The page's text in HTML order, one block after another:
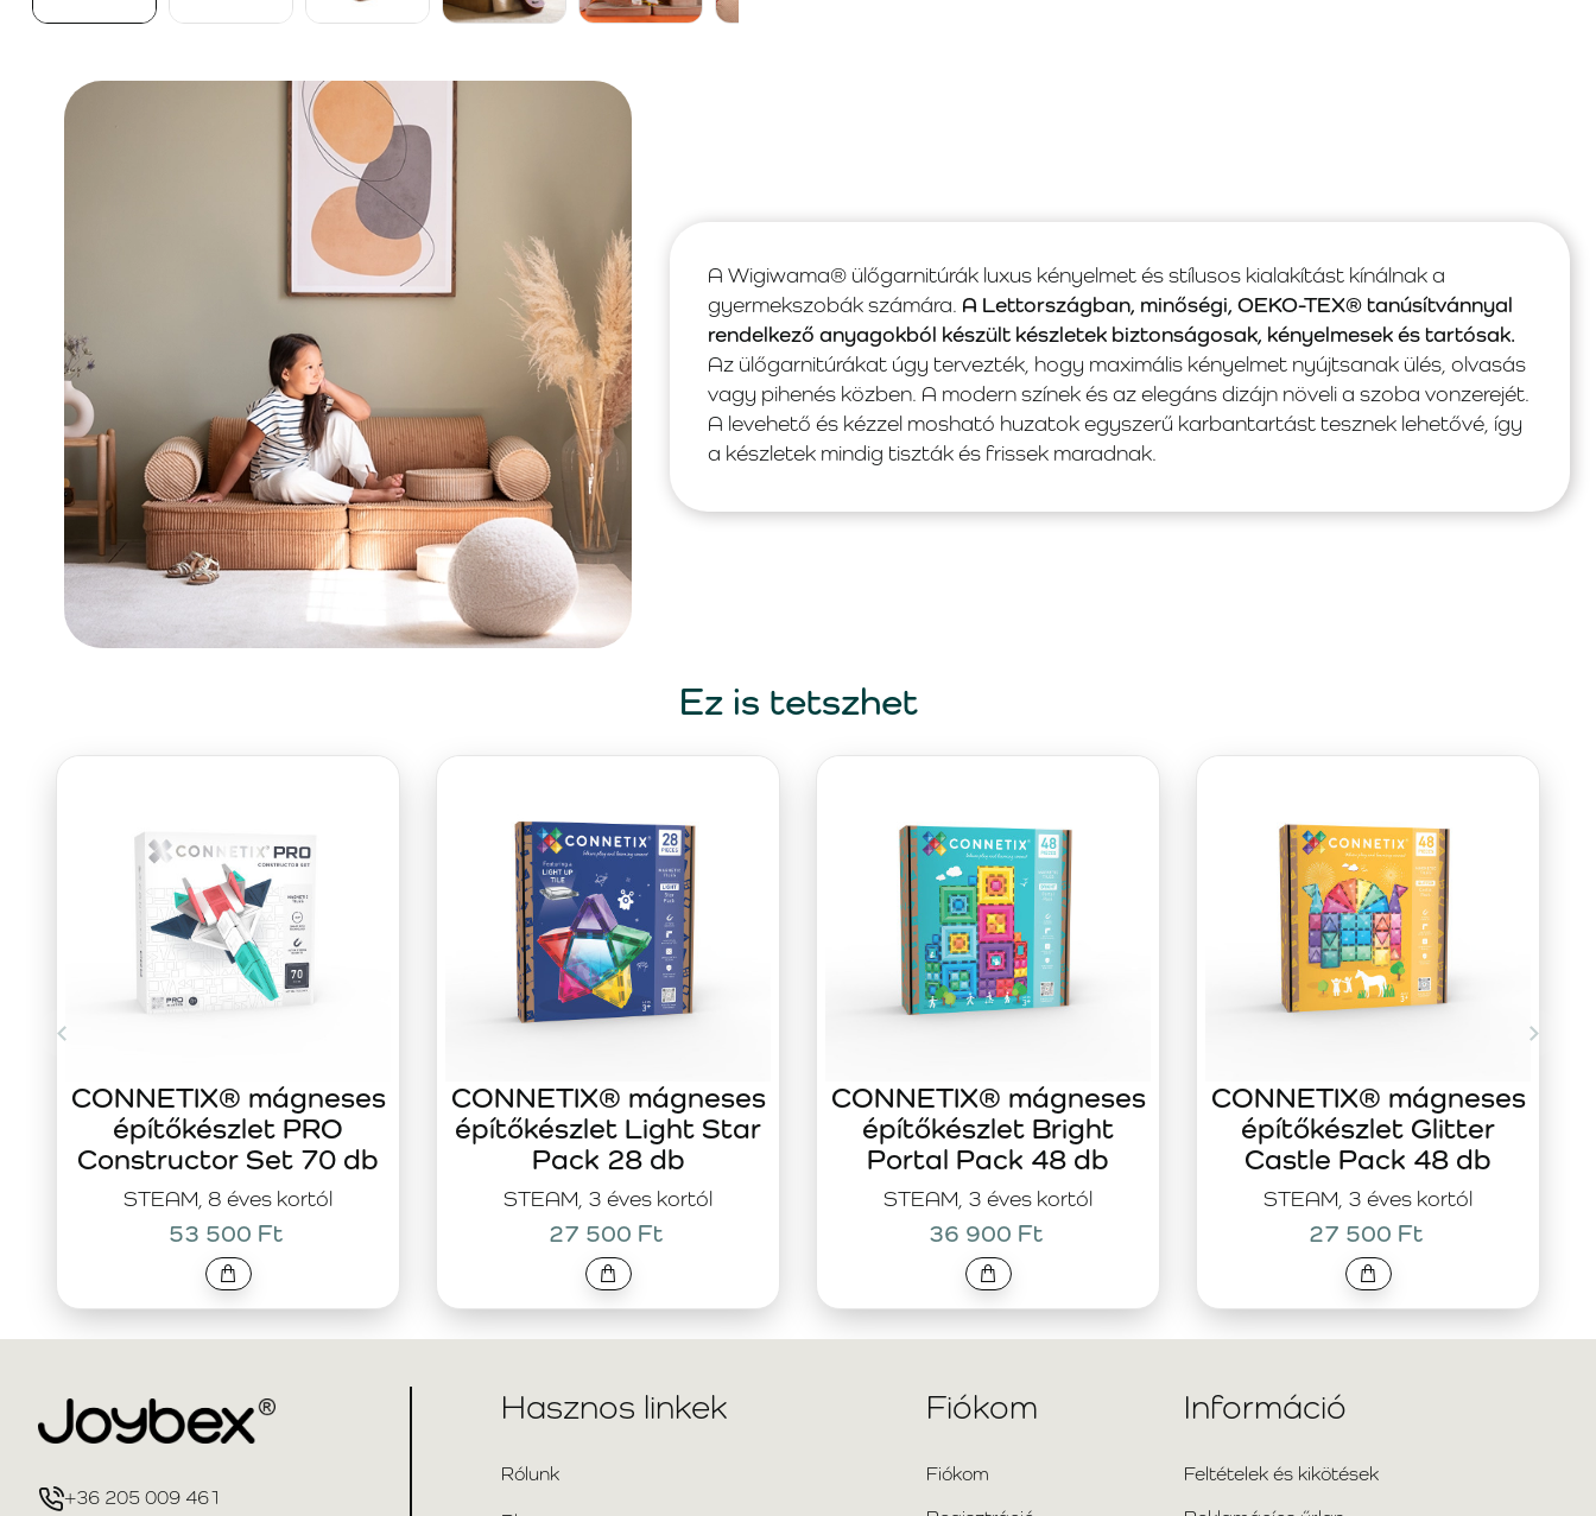
A Wigiwama® ülőgarnitúrák luxus kényelmet és stílusos kialakítást kínálnak a
gyermekszobák számára. A Lettországban, minőségi, OEKO-TEX® tanúsítvánnyal
rendelkező anyagokból készült készletek biztonságosak, kényelmesek és tartósak.
Az ülőgarnitúrákat úgy tervezték, hogy maximális kényelmet nyújtsanak ülés, olvasás
vagy pihenés közben. A modern színek és az elegáns dizájn növeli a szoba vonzerejét.
A levehető és kézzel mosható huzatok egyszerű karbantartást tesznek lehetővé, így
a készletek mindig tiszták és frissek maradnak.
Ez is tetszhet
STEAM, 8 éves kortól
CONNETIX® mágneses
építőkészlet PRO
Constructor Set 70 db
53 500 Ft
STEAM, 3 éves kortól
CONNETIX® mágneses
építőkészlet Light Star
Pack 28 db
27 500 Ft
STEAM, 3 éves kortól
CONNETIX® mágneses
építőkészlet Bright
Portal Pack 48 db
36 900 Ft
STEAM, 3 éves kortól
CONNETIX® mágneses
építőkészlet Glitter
Castle Pack 48 db
27 500 Ft
+36 205 009 461
Hasznos linkek
Rólunk
Fiókom
Fiókom
Információ
Feltételek és kikötések